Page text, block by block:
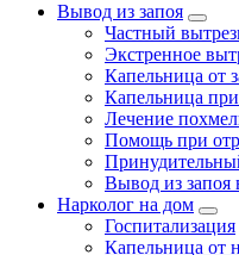
Вывод из запоя
Частный
Экстренное
Капельница от
Капельница
Лечение
Помощь при
Вывод из запоя
Нарколог на дом
Госпитализация
Капельница от